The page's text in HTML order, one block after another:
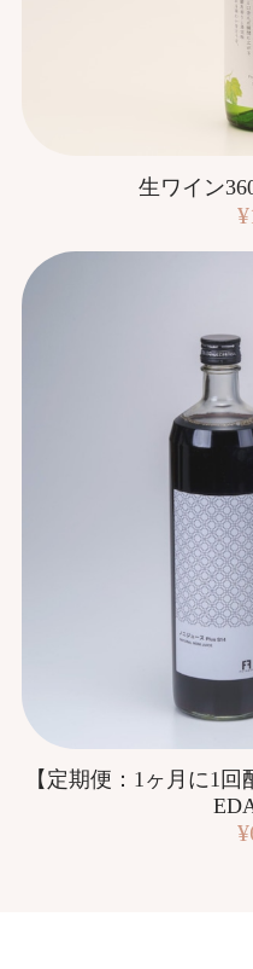
生ワイン
【定期便：1ヶ月に1